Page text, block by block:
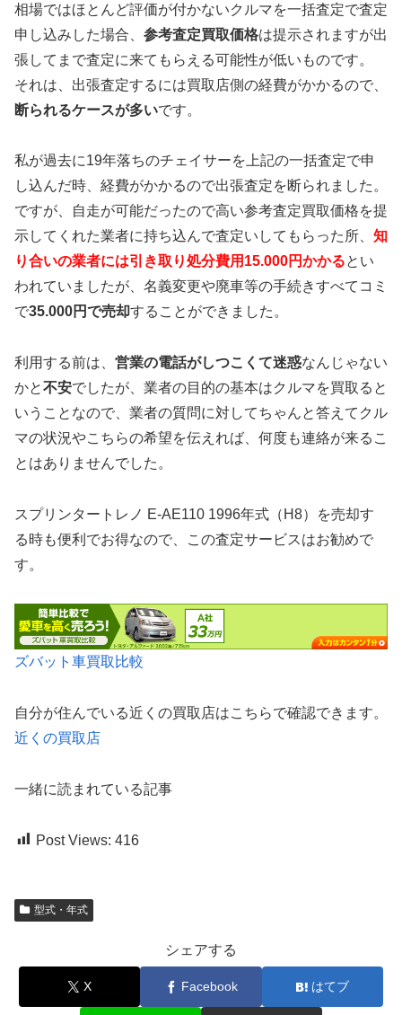
相場ではほとんど評価が付かないクルマを一括査定で査定
申し込みした場合、 参考査定買取価格は提示されますが出
張してまで査定に来てもらえる可能性が低いものです。
それは、出張査定するには買取店側の経費がかかるので、
断られるケースが多いです。
私が過去に19年落ちのチェイサーを上記の一括査定で申
し込んだ時、経費がかかるので出張査定を断られました。
ですが、自走が可能だったので高い参考査定買取価格を提
示してくれた業者に持ち込んで査定いしてもらった所、 知
り合いの業者には引き取り処分費用15.000円かかるとい
われていましたが、名義変更や廃車等の手続きすべてコミ
で35.000円で売却することができました。
利用する前は、 営業の電話がしつこくて迷惑なんじゃない
かと不安でしたが、業者の目的の基本はクルマを買取ると
いうことなので、業者の質問に対してちゃんと答えてクル
マの状況やこちらの希望を伝えれば、何度も連絡が来るこ
とはありませんでした。
スプリンタートレノ E-AE110 1996年式（H8）を売却す
る時も便利でお得なので、この査定サービスはお勧めで
す。
ズバット車買取比較
自分が住んでいる近くの買取店はこちらで確認できます。
近くの買取店
一緒に読まれている記事
Post Views: 416
型式・年式
シェアする
X Facebook はてブ